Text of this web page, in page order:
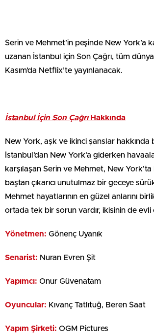
Serin ve Mehmet’in peşinde New York’a
uzanan İstanbul için Son Çağrı, tüm
Kasım’da Netflix’te yayınlanacak.
İstanbul İçin Son ÇağrıHakkında
New York, aşk ve ikinci şanslar hakkında
İstanbul’dan New York’a giderken
karşılaşan Serin ve Mehmet, New
baştan çıkarıcı unutulmaz bir geceye
Mehmet hayatlarının en güzel anlarını
ortada tek bir sorun vardır, ikisinin de evli
Yönetmen: Gönenç Uyanık
Senarist: Nuran Evren Şit
Yapımcı: Onur Güvenatam
Oyuncular: Kıvanç Tatlıtuğ, Beren Saat
Yapım Şirketi: OGM Pictures